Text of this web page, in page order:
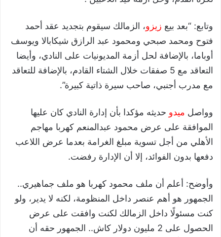
وتابع: “بعد بيع زيزو، الزمالك سيقوم بتجديد عقد أحمد
فتوح ومحمد صبحي ومحمود عبد الرازق شيكابالا ويوسف
أوباما، بالإضافة لحل أزمة المديونيات على النادي، وأيضا
التعاقد مع 5 صفقات خلال الشتاء القادم، بالإضافة للتعاقد
مع مدرب أجنبي، صاحب سيرة ذاتية كبيرة”.
وواصل ميدو حديثه مؤكدا بأن إدارة النادي كان عليها
الموافقة على عرض محمود عبدالمنعم كهربا مهاجم
الأهلي من أجل تسوية مبلغ الغرامة بعدما عرض اللاعب
دفعها بدون الفوائد، إلا أن الإدارة رفضت.
وأوضح: أعلم أن ملف محمود كهربا هو ملف جماهيري..
الجمهور هو أهم عنصر داخل المنظومة، لكنه لا يدير، ولو
كنت مسئولًا داخل الزمالك لكنت وافقت على عرض
الحصول على 2 مليون دولار كاش.. الجمهور حقه أن